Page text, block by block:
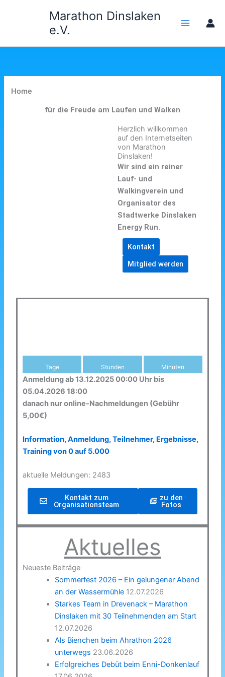
Marathon Dinslaken
e.V.
Home
für die Freude am Laufen und Walken
Herzlich willkommen
auf den Internetseiten
von Marathon
Dinslaken!
Wir sind ein reiner
Lauf- und
Walkingverein und
Organisator des
Stadtwerke Dinslaken
Energy Run.
Kontakt
Mitglied werden
Tage Stunden Minuten
Anmeldung ab 13.12.2025 00:00 Uhr bis
05.04.2026 18:00
danach nur online-Nachmeldungen (Gebühr
5,00€)
Information, Anmeldung, Teilnehmer, Ergebnisse,
Training von 0 auf 5.000
aktuelle Meldungen: 2483
Kontakt zum
Organisationsteam
zu den
Fotos
Aktuelles
Neueste Beiträge
Sommerfest 2026 – Ein gelungener Abend
an der Wassermühle 12.07.2026
Starkes Team in Drevenack – Marathon
Dinslaken mit 30 Teilnehmenden am Start
12.07.2026
Als Bienchen beim Ahrathon 2026
unterwegs 23.06.2026
Erfolgreiches Debüt beim Enni-Donkenlauf